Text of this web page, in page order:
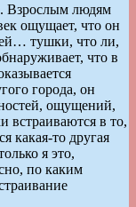
Взрослым людям
ощущает, что он
тушки, что ли,
что в
города, он
ощущений,
встраиваются в то,
какая-то другая
я это,
по каким